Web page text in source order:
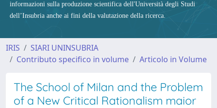
informazioni sulla produzione scientifica dell'Università degli Studi
dell’Insubria anche ai fini della valutazione della ricerca.
IRIS
SIARI UNINSUBRIA
Contributo specifico in volume
Articolo in Volume
The School of Milan and the Problem
of a New Critical Rationalism maior